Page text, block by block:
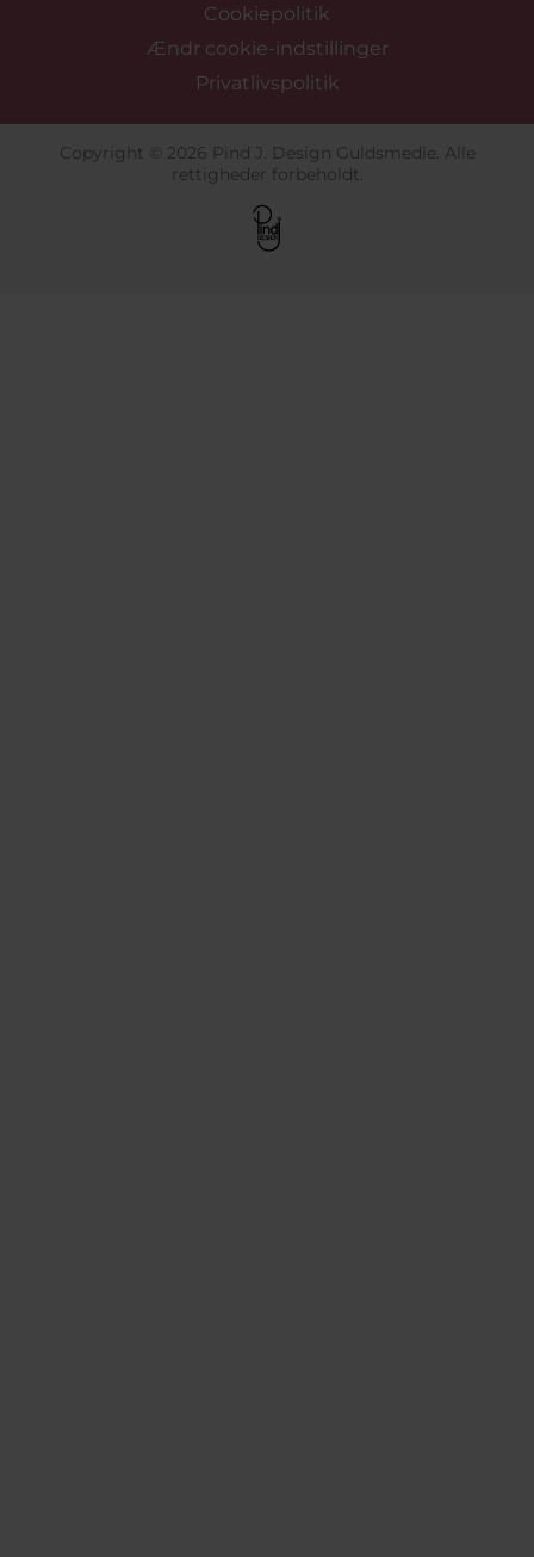
Cookiepolitik
Ændr cookie-indstillinger
Privatlivspolitik
Copyright © 2026 Pind J. Design Guldsmedie. Alle
rettigheder forbeholdt.